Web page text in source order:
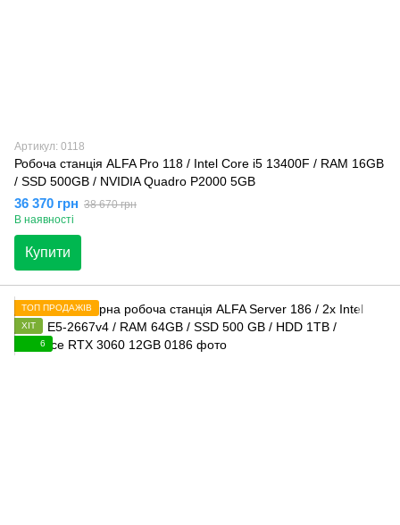
Артикул: 0118
Робоча станція ALFA Pro 118 / Intel Core i5 13400F / RAM 16GB
/ SSD 500GB / NVIDIA Quadro P2000 5GB
36 370 грн 38 670 грн
В наявності
Купити
ТОП ПРОДАЖІВ
ХІТ
6